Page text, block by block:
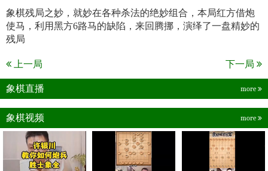
象棋残局之妙，就妙在各种杀法的绝妙组合，本局红方借炮
使马，利用黑方6路马的缺陷，来回腾挪，演绎了一盘精妙的
残局
上一局 下一局
象棋直播 more
象棋视频 more